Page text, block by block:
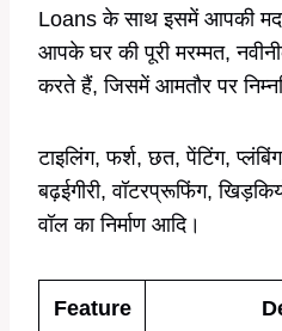
Loans के साथ इसमें आपकी
आपके घर की पूरी मरम्मत,
करते हैं, जिसमें आमतौर पर
टाइलिंग, फर्श, छत, पेंटिंग,
बढ़ईगीरी, वॉटरप्रूफिंग,
वॉल का निर्माण आदि।
Feature